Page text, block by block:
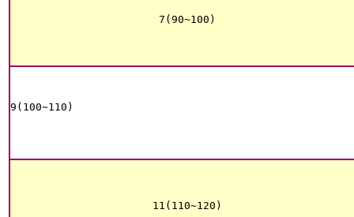
7(90~100)
9(100~110)
11(110~120)